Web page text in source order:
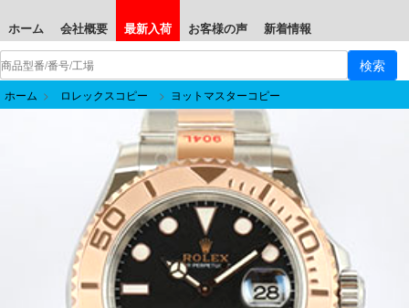
ホーム 会社概要 最新入荷 お客様の声 新着情報
ホーム > ロレックスコピー > ヨットマスターコピー